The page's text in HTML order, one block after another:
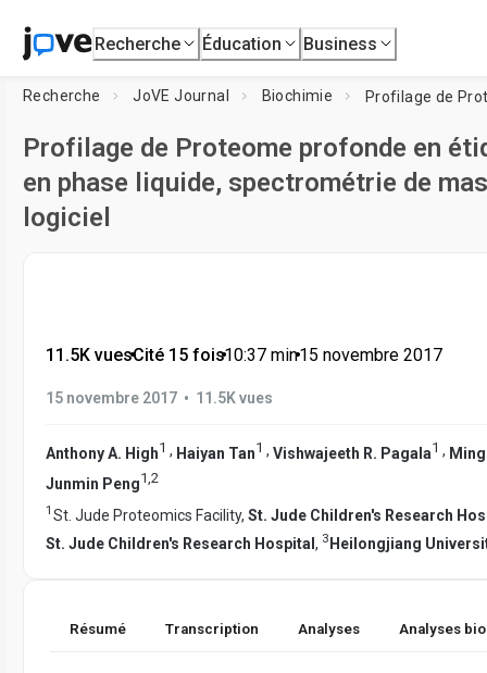
Recherche Éducation Business
Recherche JoVE Journal Biochimie
Profilage de Proteome profonde en
en phase liquide, spectrométrie de
logiciel
11.5K vues•Cité 15 fois•10:37 min•15 novembre 2017
15 novembre 2017 • 11.5K vues
Anthony A. High1 , Haiyan Tan1 , Vishwajeeth R. Pagala1 ,
Junmin Peng1 2
1 St. Jude Proteomics Facility, St. Jude Children's Research
St. Jude Children's Research Hospital , 3 Heilongjiang
Résumé Transcription Analyses Analyses